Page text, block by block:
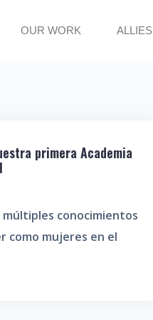
OUR WORK ALLIES
primera Academia
múltiples conocimientos
como mujeres en el